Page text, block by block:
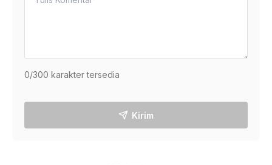
0/300 karakter tersedia
Kirim